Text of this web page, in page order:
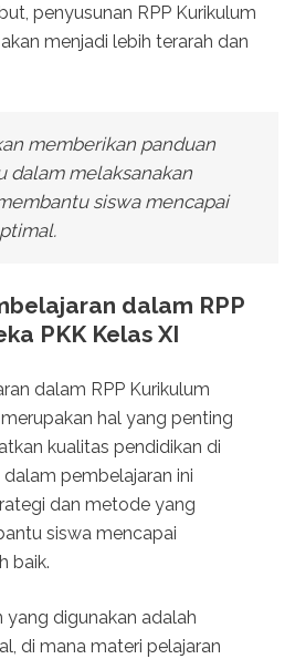
penyusunan RPP Kurikulum
menjadi lebih terarah dan
memberikan panduan
dalam melaksanakan
siswa mencapai
dalam RPP
PKK Kelas XI
dalam RPP Kurikulum
hal yang penting
kualitas pendidikan di
dalam pembelajaran ini
dan metode yang
siswa mencapai
baik.
digunakan adalah
di mana materi pelajaran